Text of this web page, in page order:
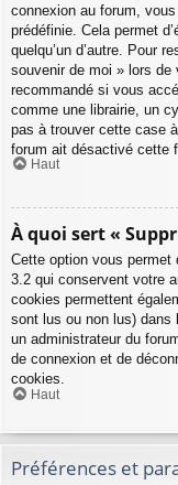
connexion au forum,
prédéfinie. Cela permet
quelqu’un d’autre. Pour
souvenir de moi » lors de
recommandé si vous
comme une librairie, un
pas à trouver cette case
forum ait désactivé cette
Haut
À quoi sert «
Cette option vous permet
3.2 qui conservent votre
cookies permettent
sont lus ou non lus)
un administrateur du
de connexion et de
cookies.
Haut
Préférences et